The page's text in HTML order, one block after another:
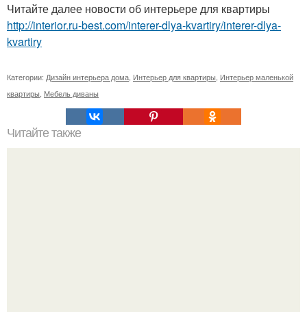
Читайте далее новости об интерьере для квартиры
http://interior.ru-best.com/interer-dlya-kvartiry/interer-dlya-
kvartiry
Категории: Дизайн интерьера дома Интерьер для квартиры Интерьер маленькой
квартиры Мебель диваны
Читайте также